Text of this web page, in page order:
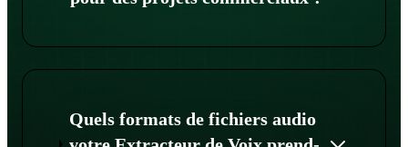
Quels formats de fichiers audio